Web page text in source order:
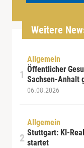
Weitere
Allgemein
Öffentlicher
Sachsen-Anhalt
06.08.2026
Allgemein
Stuttgart: KI-
startet